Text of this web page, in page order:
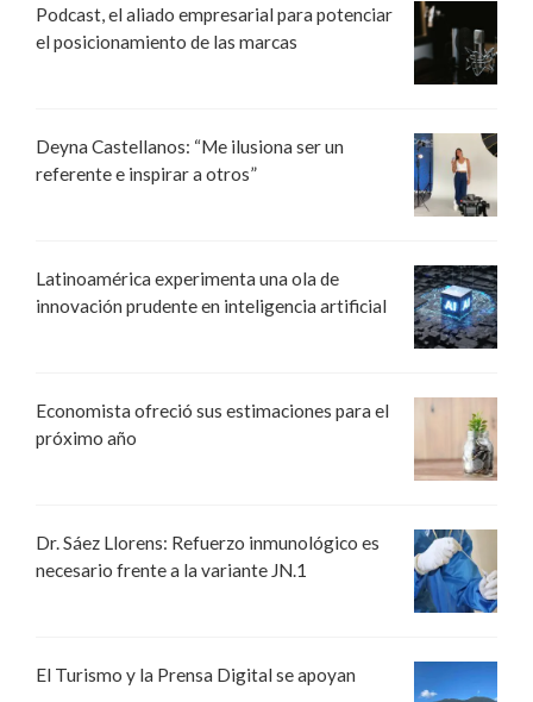
Podcast, el aliado empresarial para potenciar
el posicionamiento de las marcas
Deyna Castellanos: “Me ilusiona ser un
referente e inspirar a otros”
Latinoamérica experimenta una ola de
innovación prudente en inteligencia artificial
Economista ofreció sus estimaciones para el
próximo año
Dr. Sáez Llorens: Refuerzo inmunológico es
necesario frente a la variante JN.1
El Turismo y la Prensa Digital se apoyan